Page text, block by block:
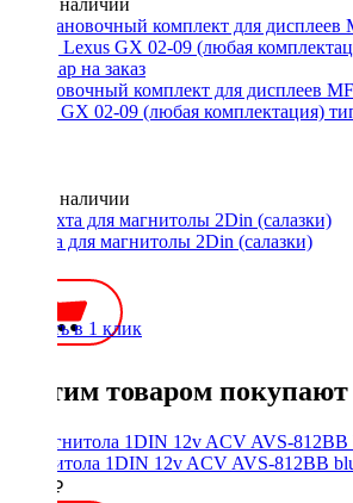
Установочный комплект для дисплеев
Lexus GX 02-09 (любая комплектация)
Нет в наличии
Шахта для магнитолы 2Din (салазки)
Купить в 1 клик
С этим товаром покупают
Магнитола 1DIN 12v ACV AVS-812BB
2900 ₽